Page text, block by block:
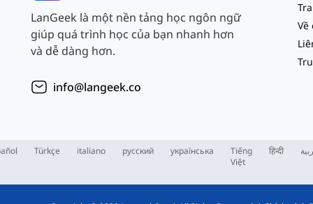
LanGeek là một nền tảng học ngôn ngữ
giúp quá trình học của bạn nhanh hơn
và dễ dàng hơn.
info@langeek.co
Về
Türkçe italiano русский українська
Tiếng
Việt
हिन्दी